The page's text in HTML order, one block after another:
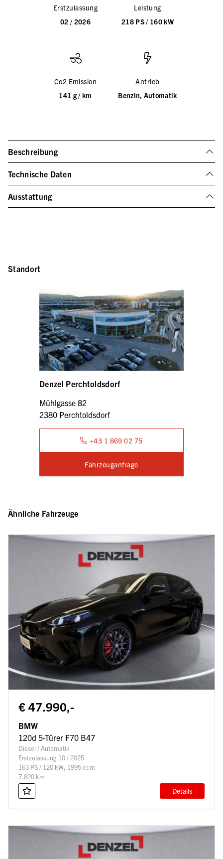
Erstzulassung
02 / 2026
Leistung
218 PS / 160 kW
Co2 Emission
141 g / km
Antrieb
Benzin, Automatik
Beschreibung
Technische Daten
Ausstattung
Standort
Denzel Perchtoldsdorf
Mühlgasse 82
2380 Perchtoldsdorf
+43 1 869 02 75
Fahrzeuganfrage
Ähnliche Fahrzeuge
€ 47.990,-
BMW
120d 5-Türer F70 B47
Diesel / Automatik
Erstzulassung 10 / 2025
163 PS / 120 kW, 1995 ccm
7.820 km
Details